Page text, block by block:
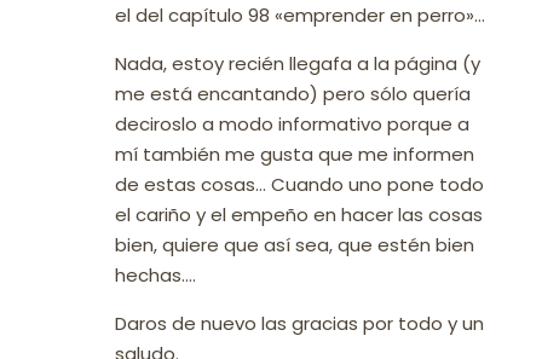
el del capítulo 98 «emprender en perro»…
Nada, estoy recién llegafa a la página (y
me está encantando) pero sólo quería
deciroslo a modo informativo porque a
mí también me gusta que me informen
de estas cosas… Cuando uno pone todo
el cariño y el empeño en hacer las cosas
bien, quiere que así sea, que estén bien
hechas….
Daros de nuevo las gracias por todo y un
saludo.